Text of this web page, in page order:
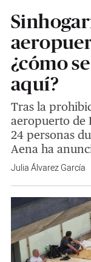
¿cómo
aquí?
Tras la
aeropuerto de
24 personas
Aena ha
Julia Álvarez García